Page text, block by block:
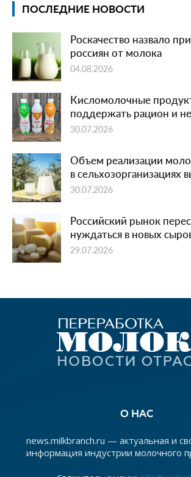
ПОСЛЕДНИЕ НОВОСТИ
Роскачество назвало
россиян от молока
04.08.2026
Кисломолочные
поддержать рацион и
30.07.2026
Объем реализации
в сельхозорганизациях
30.07.2026
Российский рынок
нуждаться в новых
29.07.2026
О НАС
news.milkbranch.ru — актуальная и
информация индустрии молочного